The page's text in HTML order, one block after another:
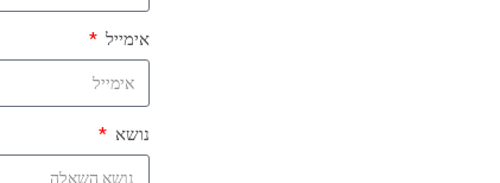
אימייל
נושא